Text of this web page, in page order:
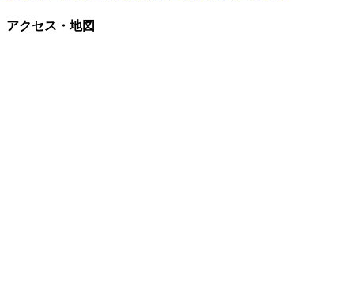
アクセス・地図